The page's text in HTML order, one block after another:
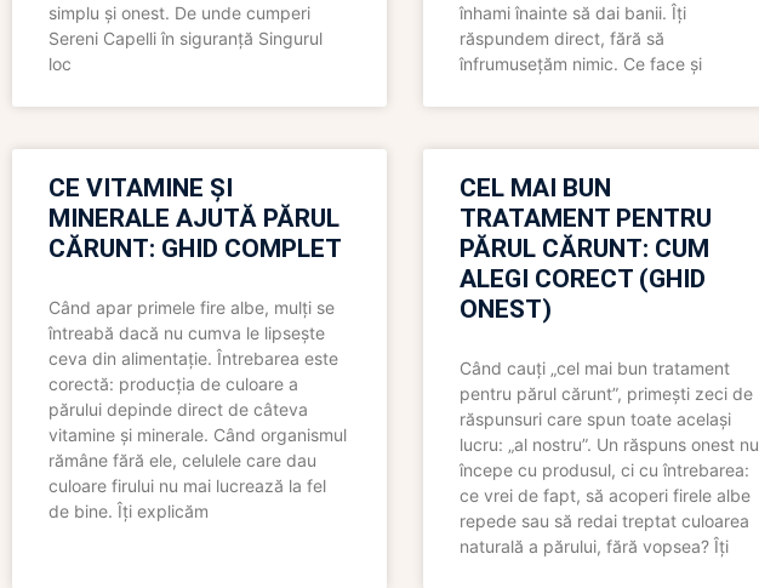
simplu și onest. De unde cumperi
Sereni Capelli în siguranță Singurul
loc
înhami înainte să dai banii. Îți
răspundem direct, fără să
înfrumusețăm nimic. Ce face și
CE VITAMINE ȘI
MINERALE AJUTĂ PĂRUL
CĂRUNT: GHID COMPLET
Când apar primele fire albe, mulți se
întreabă dacă nu cumva le lipsește
ceva din alimentație. Întrebarea este
corectă: producția de culoare a
părului depinde direct de câteva
vitamine și minerale. Când organismul
rămâne fără ele, celulele care dau
culoare firului nu mai lucrează la fel
de bine. Îți explicăm
CEL MAI BUN
TRATAMENT PENTRU
PĂRUL CĂRUNT: CUM
ALEGI CORECT (GHID
ONEST)
Când cauți „cel mai bun tratament
pentru părul cărunt”, primești zeci de
răspunsuri care spun toate același
lucru: „al nostru”. Un răspuns onest nu
începe cu produsul, ci cu întrebarea:
ce vrei de fapt, să acoperi firele albe
repede sau să redai treptat culoarea
naturală a părului, fără vopsea? Îți